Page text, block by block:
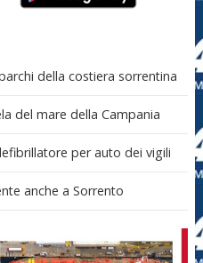
della costiera sorrentina
del mare della Campania
per auto dei vigili
anche a Sorrento